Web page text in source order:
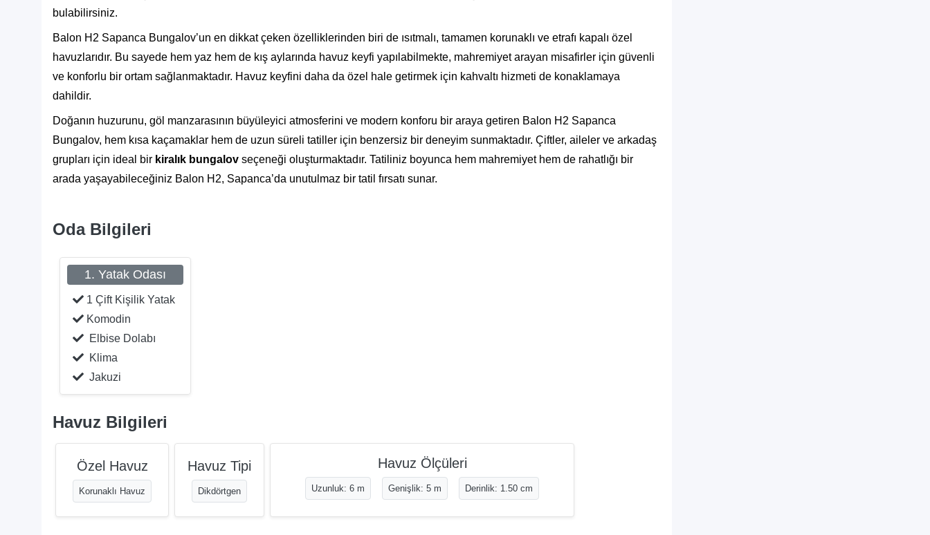
bulabilirsiniz.
Balon H2 Sapanca Bungalov’un en dikkat çeken özelliklerinden biri de ısıtmalı, tamamen korunaklı ve etrafı kapalı özel
havuzlarıdır. Bu sayede hem yaz hem de kış aylarında havuz keyfi yapılabilmekte, mahremiyet arayan misafirler için güvenli
ve konforlu bir ortam sağlanmaktadır. Havuz keyfini daha da özel hale getirmek için kahvaltı hizmeti de konaklamaya
dahildir.
Doğanın huzurunu, göl manzarasının büyüleyici atmosferini ve modern konforu bir araya getiren Balon H2 Sapanca
Bungalov, hem kısa kaçamaklar hem de uzun süreli tatiller için benzersiz bir deneyim sunmaktadır. Çiftler, aileler ve arkadaş
grupları için ideal bir kiralık bungalov seçeneği oluşturmaktadır. Tatiliniz boyunca hem mahremiyet hem de rahatlığı bir
arada yaşayabileceğiniz Balon H2, Sapanca’da unutulmaz bir tatil fırsatı sunar.
Oda Bilgileri
1. Yatak Odası
1 Çift Kişilik Yatak
Komodin
Elbise Dolabı
Klima
Jakuzi
Havuz Bilgileri
Özel Havuz
Korunaklı Havuz
Havuz Tipi
Dikdörtgen
Havuz Ölçüleri
Uzunluk: 6 m Genişlik: 5 m Derinlik: 1.50 cm